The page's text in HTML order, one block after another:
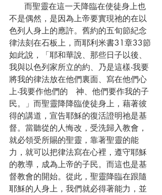
不是偶然，是因為上帝要實現祂的在以
色列人身上的應許。舊約的五旬節紀念
律法刻在石板上，而耶利米書31章33節
如此說，「耶和華說、那些日子以後、
我與以色列家所立的約、乃是這樣‧我要
將我的律法放在他們裏面、寫在他們心
上‧我要作他們的　神、他們要作我的子
民。」而聖靈降降臨使徒身上，藉著彼
得的講道，宣告耶穌的復活證明祂是基
督。當聽從的人悔改，受洗歸入教會，
就必領受所賜的聖靈，靠著聖靈的能
力，就可以把律法寫在心裡，遵守耶穌
的教導，成為上帝的子民。而這也是基
督教會的開始。從此，聖靈降臨在跟隨
耶穌的人身上，我們就必得著能力，並